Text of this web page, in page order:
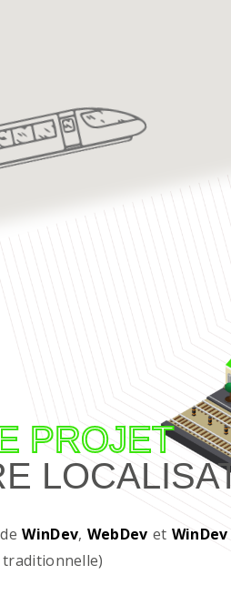
PROJET
deWinDev, WebDev et